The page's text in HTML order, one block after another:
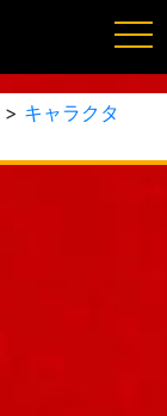
> キャラクタ